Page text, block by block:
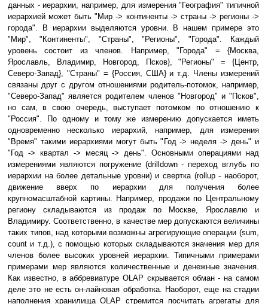
данных - иерархии, например, для измерения "География" типичной
иерархией может быть "Мир -> континенты -> страны -> регионы ->
города". В иерархии выделяются уровни. В нашем примере это
"Мир", "Континенты", "Страны", "Регионы", "Города". Каждый
уровень состоит из членов. Например, "Города" = {Москва,
Ярославль, Владимир, Новгород, Псков}, "Регионы" = {Центр,
Северо-Запад}, "Страны" = {Россия, США} и т.д. Члены измерений
связаны друг с другом отношениями родитель-потомок, например,
"Северо-Запад" является родителем членов "Новгород" и "Псков",
но сам, в свою очередь, выступает потомком по отношению к
"Россия". По одному и тому же измерению допускается иметь
одновременно несколько иерархий, например, для измерения
"Время" такими иерархиями могут быть "Год -> неделя -> день" и
"Год -> квартал -> месяц -> день". Основными операциями над
измерениями являются погружение (drilldown - переход вглубь по
иерархии на более детальные уровни) и свертка (rollup - наоборот,
движение вверх по иерархии для получения более
крупномасштабной картины. Например, продажи по Центральному
региону складываются из продаж по Москве, Ярославлю и
Владимиру. Соответственно, в качестве мер допускаются величины
таких типов, над которыми возможны агрегирующие операции (sum,
count и т.д.), с помощью которых складываются значения мер для
членов более высоких уровней иерархии. Типичными примерами
примерами мер являются количественные и денежные значения.
Как известно, в аббревиатуре OLAP скрывается обман - на самом
деле это не есть он-лайновая обработка. Наоборот, еще на стадии
наполнения хранилища OLAP стремится посчитать агрегаты для